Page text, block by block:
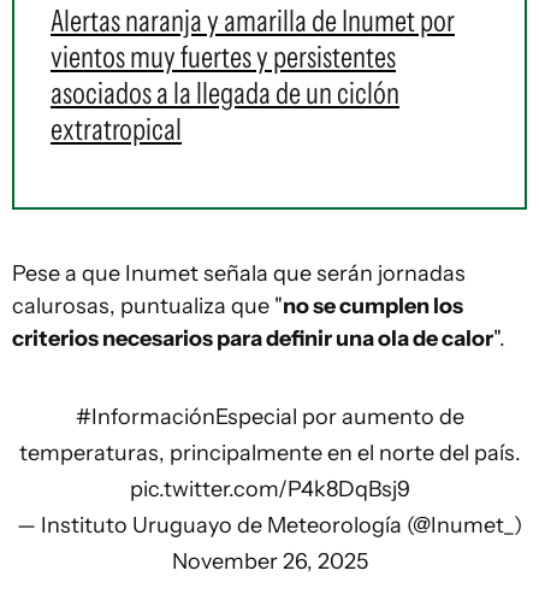
Alertas naranja y amarilla de Inumet por
vientos muy fuertes y persistentes
asociados a la llegada de un ciclón
extratropical
Pese a que Inumet señala que serán jornadas
calurosas, puntualiza que "no se cumplen los
criterios necesarios para definir una ola de calor".
#InformaciónEspecial por aumento de
temperaturas, principalmente en el norte del país.
pic.twitter.com/P4k8DqBsj9
— Instituto Uruguayo de Meteorología (@Inumet_)
November 26, 2025